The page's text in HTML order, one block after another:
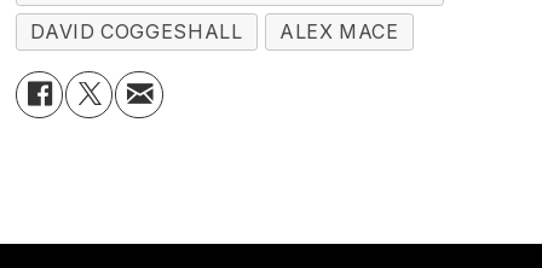
DAVID COGGESHALL
ALEX MACE